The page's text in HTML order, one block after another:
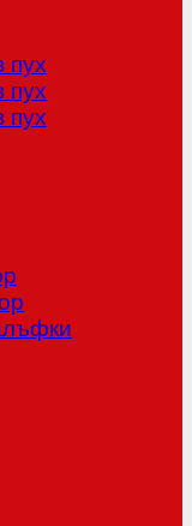
пух
пух
пух